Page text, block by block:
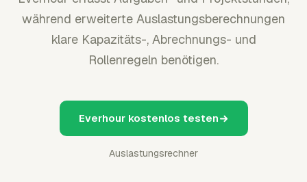
während erweiterte Auslastungsberechnungen
klare Kapazitäts-, Abrechnungs- und
Rollenregeln benötigen.
Everhour kostenlos testen
Auslastungsrechner